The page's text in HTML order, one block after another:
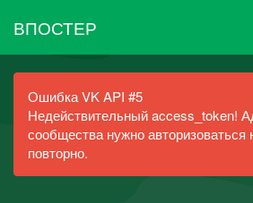
ВПОСТЕР
Ошибка VK API #5
Недействительный access_token!
сообщества нужно авторизоваться
повторно.